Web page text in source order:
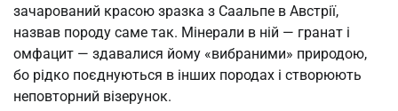
зачарований красою зразка з Саальпе в Австрії,
назвав породу саме так. Мінерали в ній — гранат і
омфацит — здавалися йому «вибраними» природою,
бо рідко поєднуються в інших породах і створюють
неповторний візерунок.